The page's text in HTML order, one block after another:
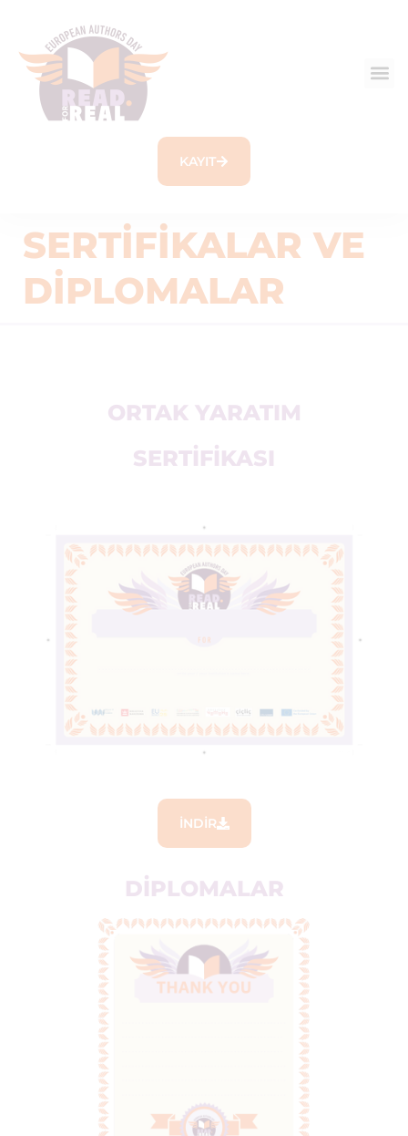
KAYIT
SERTIFIKALAR VE
DIPLOMALAR
ORTAK YARATIM
SERTIFIKASI
İNDIR
DIPLOMALAR